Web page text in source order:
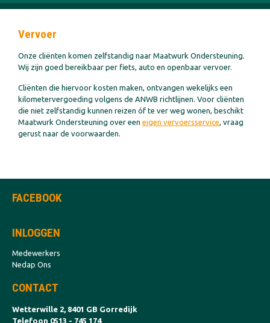
Vervoer
Onze cliënten komen zelfstandig naar Maatwurk Ondersteuning.
Wij zijn goed bereikbaar per fiets, auto en openbaar vervoer.
Cliënten die hiervoor kosten maken, ontvangen wekelijks een
kilometervergoeding volgens de ANWB richtlijnen. Voor cliënten
die niet zelfstandig kunnen reizen óf te ver weg wonen, beschikt
Maatwurk Ondersteuning over een eigen vervoersservice, vraag
gerust naar de voorwaarden.
FACEBOOK
INLOGGEN
Medewerkers
Nedap Ons
CONTACT
Wetterwille 2, 8401 GB Gorredijk
Telefoon 0513 - 745 174